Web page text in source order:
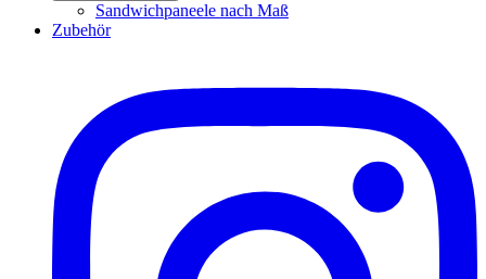
Sandwichpaneele nach Maß
Zubehör